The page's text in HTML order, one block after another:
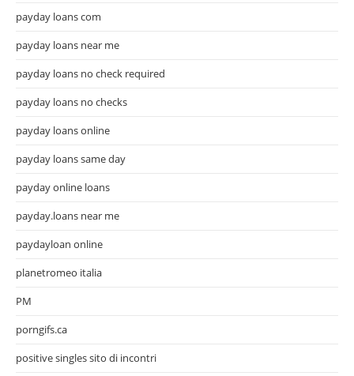
payday loans com
payday loans near me
payday loans no check required
payday loans no checks
payday loans online
payday loans same day
payday online loans
payday.loans near me
paydayloan online
planetromeo italia
PM
porngifs.ca
positive singles sito di incontri